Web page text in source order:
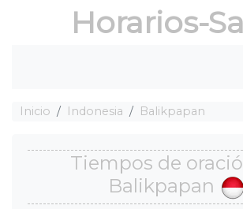
Horarios-
Inicio Indonesia Balikpapan
Tiempos de
Balikpapan